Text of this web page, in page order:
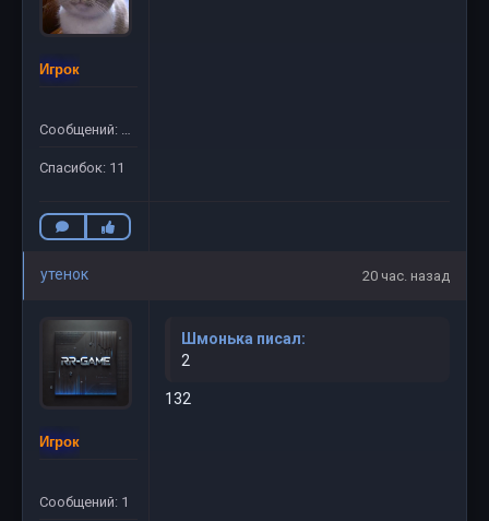
Игрок
Сообщений: 58
Спасибок: 11
утенок 20 час. назад
Игрок
Сообщений: 1
Шмонька писал:
2
132